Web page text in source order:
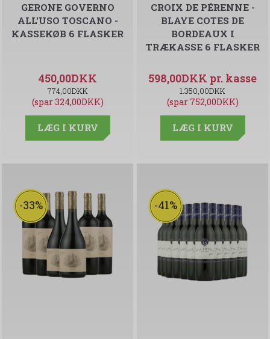
GERONE GOVERNO
ALL'USO TOSCANO -
KASSEKØB 6 FLASKER
450,00DKK
774,00DKK
(spar 324,00DKK)
LÆG I KURV
CROIX DE PÉRENNE -
BLAYE COTES DE
BORDEAUX I
TRÆKASSE 6 FLASKER
598,00DKK
1.350,00DKK
(spar 752,00DKK)
LÆG I KURV
-33% -41%